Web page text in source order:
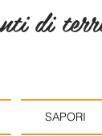
di
SAPORI